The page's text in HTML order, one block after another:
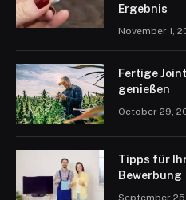
Ergebnis
November 1,
Fertige
genießen
October 29,
Tipps für
Bewerbung
September